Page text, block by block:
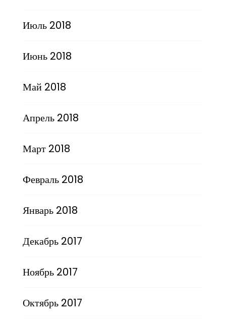
Июль 2018
Июнь 2018
Май 2018
Апрель 2018
Март 2018
Февраль 2018
Январь 2018
Декабрь 2017
Ноябрь 2017
Октябрь 2017